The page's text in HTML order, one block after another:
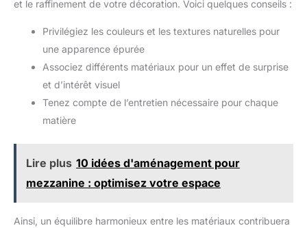
et le raffinement de votre décoration. Voici quelques conseils :
Privilégiez les couleurs et les textures naturelles pour
une apparence épurée
Associez différents matériaux pour un effet de surprise
et d’intérêt visuel
Tenez compte de l’entretien nécessaire pour chaque
matière
Lire plus 10 idées d'aménagement pour
mezzanine : optimisez votre espace
Ainsi, un équilibre harmonieux entre les matériaux contribuera